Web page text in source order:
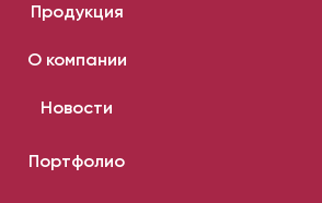
Продукция
О компании
Новости
Портфолио